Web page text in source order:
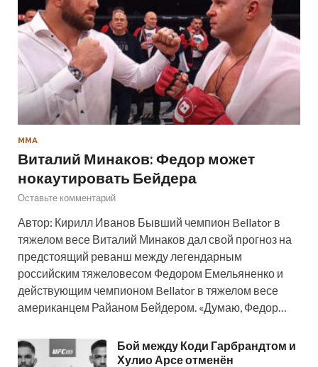
ММА
Виталий Минаков: Федор может
нокаутировать Бейдера
Оставьте комментарий
Автор: Кирилл Иванов Бывший чемпион Bellator в
тяжелом весе Виталий Минаков дал свой прогноз на
предстоящий реванш между легендарным
российским тяжеловесом Федором Емельяненко и
действующим чемпионом Bellator в тяжелом весе
американцем Райаном Бейдером. «Думаю, Федор…
Бой между Коди Гарбрандтом и
Хулио Арсе отменён